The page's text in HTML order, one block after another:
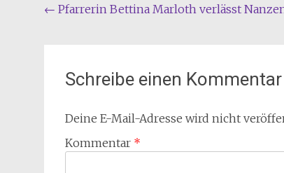
Beitragsnavigation
← Pfarrerin Bettina Marloth verlässt
Schreibe einen Kommentar
Deine E-Mail-Adresse wird nicht
Kommentar *